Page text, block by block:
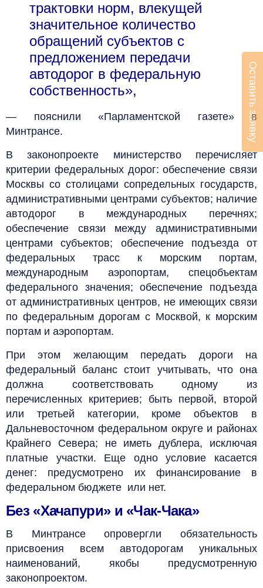
трактовки норм, влекущей
значительное количество
обращений субъектов с
предложением передачи
автодорог в федеральную
собственность»,
— пояснили «Парламентской газете» в
Минтрансе.
В законопроекте министерство перечисляет
критерии федеральных дорог: обеспечение связи
Москвы со столицами сопредельных государств,
административными центрами субъектов; наличие
автодорог в международных перечнях;
обеспечение связи между административными
центрами субъектов; обеспечение подъезда от
федеральных трасс к морским портам,
международным аэропортам, спецобъектам
федерального значения; обеспечение подъезда
от административных центров, не имеющих связи
по федеральным дорогам с Москвой, к морским
портам и аэропортам.
При этом желающим передать дороги на
федеральный баланс стоит учитывать, что она
должна соответствовать одному из
перечисленных критериев; быть первой, второй
или третьей категории, кроме объектов в
Дальневосточном федеральном округе и районах
Крайнего Севера; не иметь дублера, исключая
платные участки. Еще одно условие касается
денег: предусмотрено их финансирование в
федеральном бюджете или нет.
Без «Хачапури» и «Чак-Чака»
В Минтрансе опровергли обязательность
присвоения всем автодорогам уникальных
наименований, якобы предусмотренную
законопроектом.
Оставить заявку